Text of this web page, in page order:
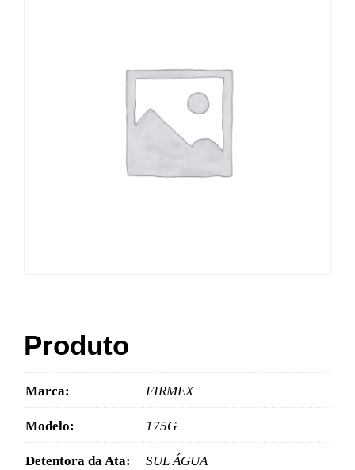
Produto
Marca: FIRMEX
Modelo: 175G
Detentora da Ata: SUL ÁGUA